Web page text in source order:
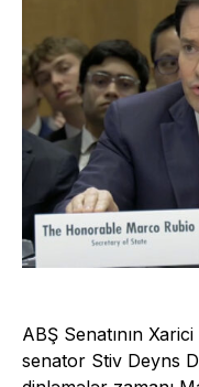
ABŞ Senatının
senator Stiv Deyns